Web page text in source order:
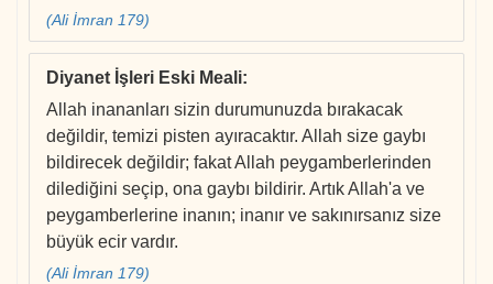
(Ali İmran 179)
Diyanet İşleri Eski Meali:
Allah inananları sizin durumunuzda bırakacak
değildir, temizi pisten ayıracaktır. Allah size gaybı
bildirecek değildir; fakat Allah peygamberlerinden
dilediğini seçip, ona gaybı bildirir. Artık Allah'a ve
peygamberlerine inanın; inanır ve sakınırsanız size
büyük ecir vardır.
(Ali İmran 179)